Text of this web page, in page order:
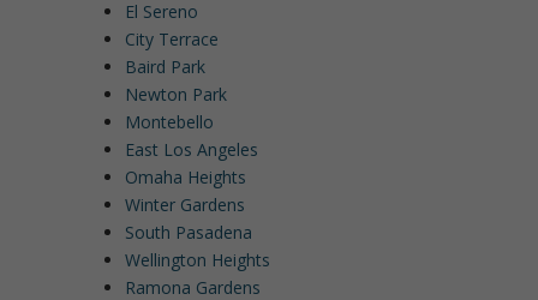
El Sereno
City Terrace
Baird Park
Newton Park
Montebello
East Los Angeles
Omaha Heights
Winter Gardens
South Pasadena
Wellington Heights
Ramona Gardens